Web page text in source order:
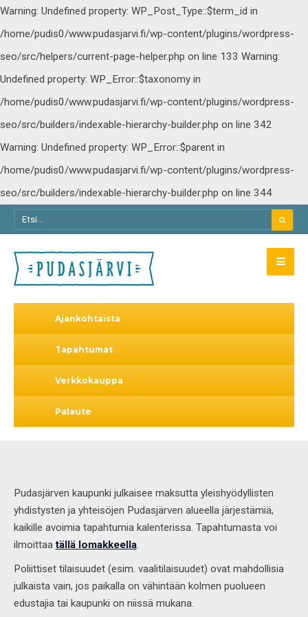
Warning: Undefined property: WP_Post_Type::$term_id in
/home/pudis0/www.pudasjarvi.fi/wp-content/plugins/wordpress-
seo/src/helpers/current-page-helper.php on line 133 Warning:
Undefined property: WP_Error::$taxonomy in
/home/pudis0/www.pudasjarvi.fi/wp-content/plugins/wordpress-
seo/src/builders/indexable-hierarchy-builder.php on line 342
Warning: Undefined property: WP_Error::$parent in
/home/pudis0/www.pudasjarvi.fi/wp-content/plugins/wordpress-
seo/src/builders/indexable-hierarchy-builder.php on line 344
Ajankohtaista
Tapahtumat
Verkkokauppa
Palaute
Pudasjärven kaupunki julkaisee maksutta yleishyödyllisten
yhdistysten ja yhteisöjen Pudasjärven alueella järjestämiä,
kaikille avoimia tapahtumia kalenterissa. Tapahtumasta voi
ilmoittaatällä lomakkeella.
Poliittiset tilaisuudet (esim. vaalitilaisuudet) ovat mahdollisia
julkaista vain, jos paikalla on vähintään kolmen puolueen
edustajia tai kaupunki on niissä mukana.